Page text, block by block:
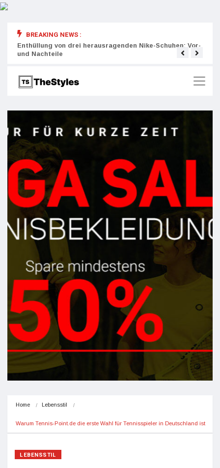
BREAKING NEWS :
Enthüllung von drei herausragenden Nike-Schuhen: Vor-
und Nachteile
Home Lebensstil
Warum Tennis-Point.de die erste Wahl für Tennisspieler in Deutschland ist
LEBENSSTIL